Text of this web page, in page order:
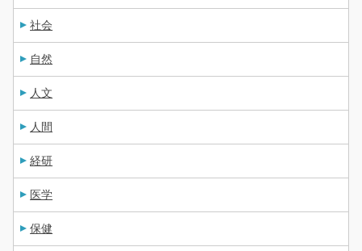
社会
自然
人文
人間
経研
医学
保健